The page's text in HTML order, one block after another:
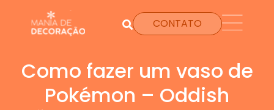
CONTATO
Como fazer um vaso de
Pokémon – Oddish